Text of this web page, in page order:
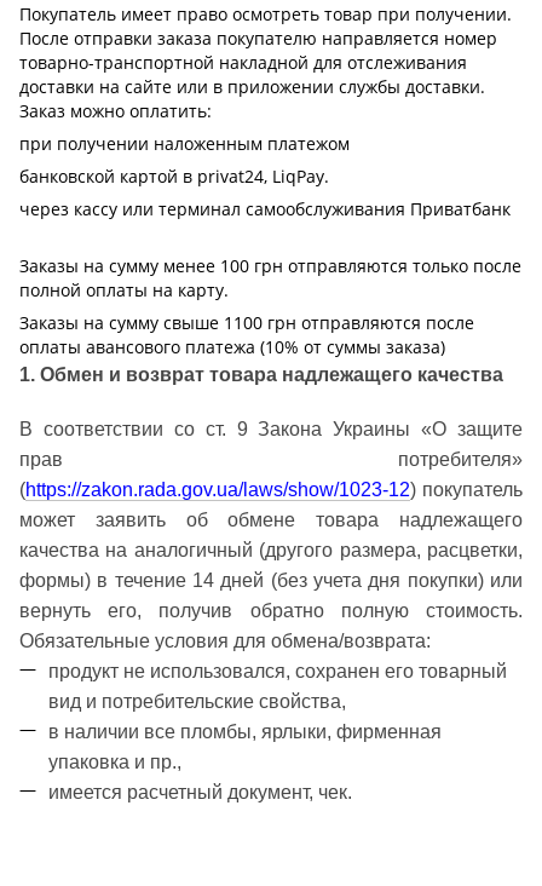
Покупатель имеет право осмотреть товар при получении.
После отправки заказа покупателю направляется номер
товарно-транспортной накладной для отслеживания
доставки на сайте или в приложении службы доставки.
Заказ можно оплатить:
при получении наложенным платежом
банковской картой в privat24, LiqPay.
через кассу или терминал самообслуживания Приватбанк
Заказы на сумму менее 100 грн отправляются только после
полной оплаты на карту.
Заказы на сумму свыше 1100 грн отправляются после
оплаты авансового платежа (10% от суммы заказа)
1. Обмен и возврат товара надлежащего качества
В соответствии со ст. 9 Закона Украины «О защите
прав потребителя»
(https://zakon.rada.gov.ua/laws/show/1023-12) покупатель
может заявить об обмене товара надлежащего
качества на аналогичный (другого размера, расцветки,
формы) в течение 14 дней (без учета дня покупки) или
вернуть его, получив обратно полную стоимость.
Обязательные условия для обмена/возврата:
продукт не использовался, сохранен его товарный
вид и потребительские свойства,
в наличии все пломбы, ярлыки, фирменная
упаковка и пр.,
имеется расчетный документ, чек.